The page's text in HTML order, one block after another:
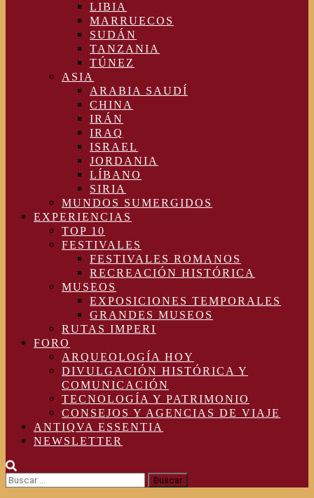
LIBIA
MARRUECOS
SUDÁN
TANZANIA
TÚNEZ
ASIA
ARABIA SAUDÍ
CHINA
IRÁN
IRAQ
ISRAEL
JORDANIA
LÍBANO
SIRIA
MUNDOS SUMERGIDOS
EXPERIENCIAS
TOP 10
FESTIVALES
FESTIVALES ROMANOS
RECREACIÓN HISTÓRICA
MUSEOS
EXPOSICIONES TEMPORALES
GRANDES MUSEOS
RUTAS IMPERI
FORO
ARQUEOLOGÍA HOY
DIVULGACIÓN HISTÓRICA Y
COMUNICACIÓN
TECNOLOGÍA Y PATRIMONIO
CONSEJOS Y AGENCIAS DE VIAJE
ANTIQVA ESSENTIA
NEWSLETTER
Buscar: